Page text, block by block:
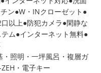
ン W・INクローゼット
以上 防犯カメラ 閑静な
ム インターネット無料
・照明・一坪風呂・複層ガ
・電子キー